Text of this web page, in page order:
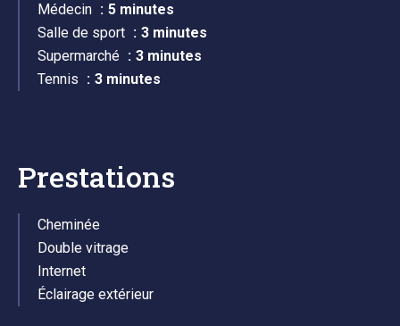
Médecin
5 minutes
Salle de sport
3 minutes
Supermarché
3 minutes
Tennis
3 minutes
Prestations
Cheminée
Double vitrage
Internet
Éclairage extérieur